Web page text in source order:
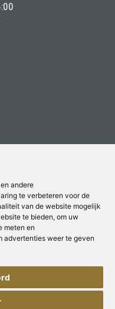
andere
te verbeteren voor de
van de website mogelijk
te bieden, om uw
meten en
advertenties weer te geven